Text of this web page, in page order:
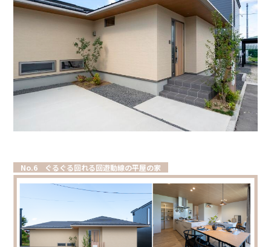
No.6 ぐるぐる回れる回遊動線の平屋の家